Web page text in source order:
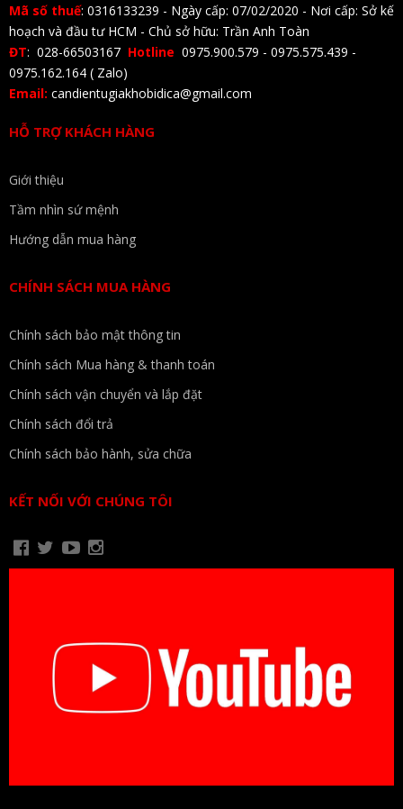
Mã số thuế: 0316133239 - Ngày cấp: 07/02/2020 - Nơi cấp: Sở kế
hoạch và đầu tư HCM - Chủ sở hữu: Trần Anh Toàn
ĐT: 028-66503167 Hotline 0975.900.579 - 0975.575.439 -
0975.162.164 ( Zalo)
Email: candientugiakhobidica@gmail.com
HỖ TRỢ KHÁCH HÀNG
Giới thiệu
Tầm nhìn sứ mệnh
Hướng dẫn mua hàng
CHÍNH SÁCH MUA HÀNG
Chính sách bảo mật thông tin
Chính sách Mua hàng & thanh toán
Chính sách vận chuyển và lắp đặt
Chính sách đổi trả
Chính sách bảo hành, sửa chữa
KẾT NỐI VỚI CHÚNG TÔI